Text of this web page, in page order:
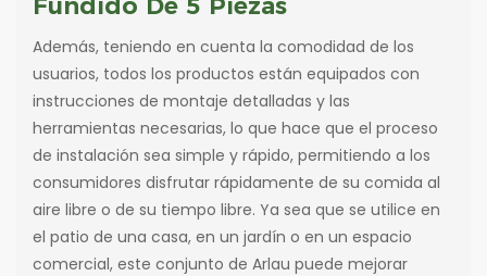
Fundido De 5 Piezas
Además, teniendo en cuenta la comodidad de los
usuarios, todos los productos están equipados con
instrucciones de montaje detalladas y las
herramientas necesarias, lo que hace que el proceso
de instalación sea simple y rápido, permitiendo a los
consumidores disfrutar rápidamente de su comida al
aire libre o de su tiempo libre. Ya sea que se utilice en
el patio de una casa, en un jardín o en un espacio
comercial, este conjunto de Arlau puede mejorar